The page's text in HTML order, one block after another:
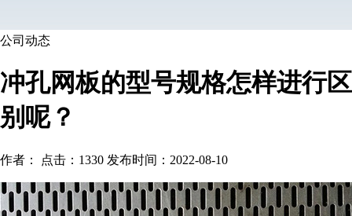
公司动态
冲孔网板的型号规格怎样进行区
别呢？
作者： 点击：1330 发布时间：2022-08-10